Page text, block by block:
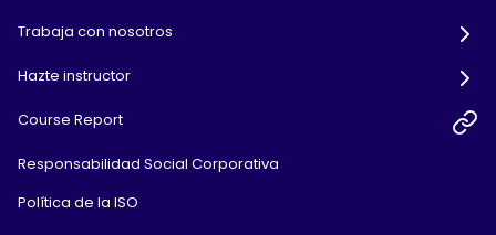
Trabaja con nosotros
Hazte instructor
Course Report
Responsabilidad Social Corporativa
Política de la ISO